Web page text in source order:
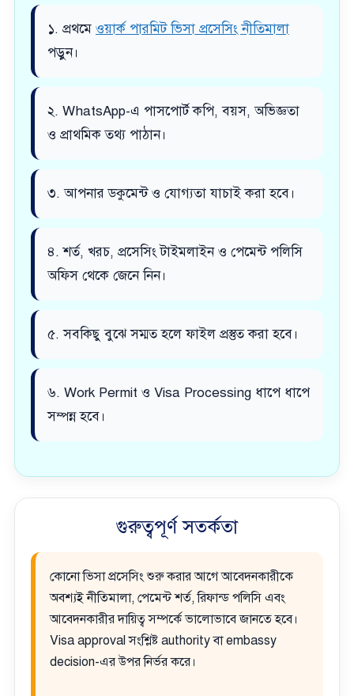
১. প্রথমে ওয়ার্ক পারমিট ভিসা প্রসেসিং নীতিমালা
পড়ুন।
২. WhatsApp-এ পাসপোর্ট কপি, বয়স, অভিজ্ঞতা
ও প্রাথমিক তথ্য পাঠান।
৩. আপনার ডকুমেন্ট ও যোগ্যতা যাচাই করা হবে।
৪. শর্ত, খরচ, প্রসেসিং টাইমলাইন ও পেমেন্ট পলিসি
অফিস থেকে জেনে নিন।
৫. সবকিছু বুঝে সম্মত হলে ফাইল প্রস্তুত করা হবে।
৬. Work Permit ও Visa Processing ধাপে ধাপে
সম্পন্ন হবে।
গুরুত্বপূর্ণ সতর্কতা
কোনো ভিসা প্রসেসিং শুরু করার আগে আবেদনকারীকে
অবশ্যই নীতিমালা, পেমেন্ট শর্ত, রিফান্ড পলিসি এবং
আবেদনকারীর দায়িত্ব সম্পর্কে ভালোভাবে জানতে হবে।
Visa approval সংশ্লিষ্ট authority বা embassy
decision-এর উপর নির্ভর করে।